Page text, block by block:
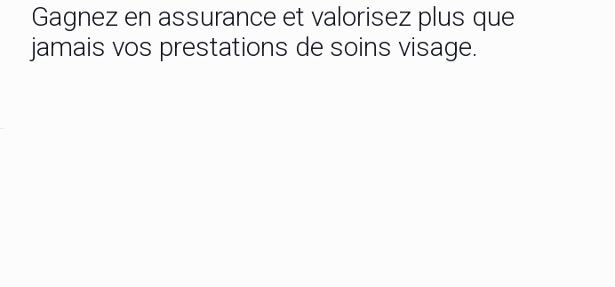
Gagnez en assurance et valorisez plus que
jamais vos prestations de soins visage.